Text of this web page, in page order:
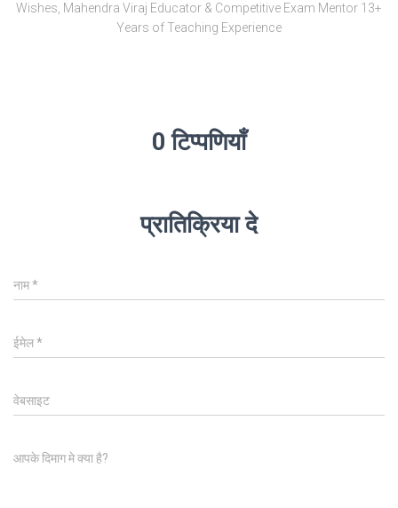
Wishes, Mahendra Viraj Educator & Competitive Exam Mentor 13+
Years of Teaching Experience
0 टिप्पणियाँ
प्रातिक्रिया दे
नाम*
ईमेल*
वेबसाइट
आपके दिमाग मे क्या है?